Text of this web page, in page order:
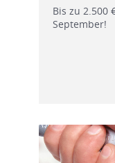
Bis zu 2.500
September!